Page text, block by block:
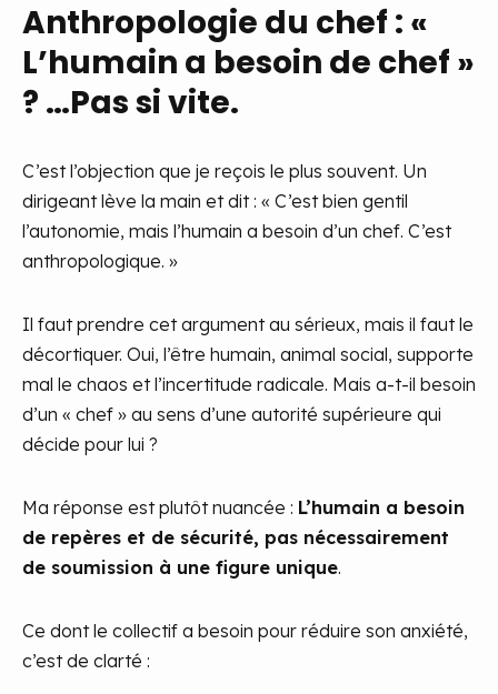
Anthropologie du chef : «
L’humain a besoin de chef »
? …Pas si vite.
C’est l’objection que je reçois le plus souvent. Un
dirigeant lève la main et dit : « C’est bien gentil
l’autonomie, mais l’humain a besoin d’un chef. C’est
anthropologique. »
Il faut prendre cet argument au sérieux, mais il faut le
décortiquer. Oui, l’être humain, animal social, supporte
mal le chaos et l’incertitude radicale. Mais a-t-il besoin
d’un « chef » au sens d’une autorité supérieure qui
décide pour lui ?
Ma réponse est plutôt nuancée : L’humain a besoin
de repères et de sécurité, pas nécessairement
de soumission à une figure unique.
Ce dont le collectif a besoin pour réduire son anxiété,
c’est de clarté :